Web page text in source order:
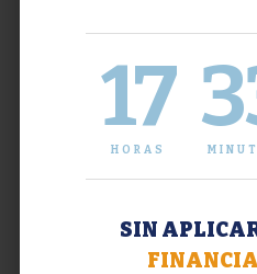
17
HORAS
SIN